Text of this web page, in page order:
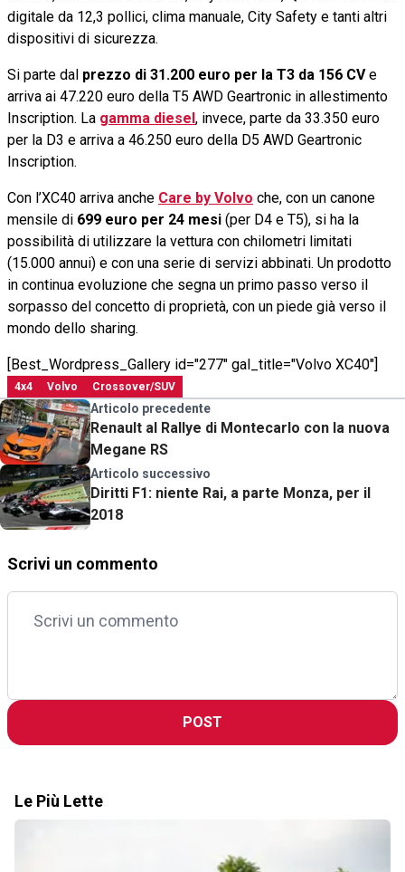
digitale da 12,3 pollici, clima manuale, City Safety e tanti altri
dispositivi di sicurezza.
Si parte dal prezzo di 31.200 euro per la T3 da 156 CVe
arriva ai 47.220 euro della T5 AWD Geartronic in allestimento
Inscription. La gamma diesel , invece, parte da 33.350 euro
per la D3 e arriva a 46.250 euro della D5 AWD Geartronic
Inscription.
Con l’XC40 arriva anche Care by Volvo che, con un canone
mensile di 699 euro per 24 mesi (per D4 e T5), si ha la
possibilità di utilizzare la vettura con chilometri limitati
(15.000 annui) e con una serie di servizi abbinati. Un prodotto
in continua evoluzione che segna un primo passo verso il
sorpasso del concetto di proprietà, con un piede già verso il
mondo dello sharing.
[Best_Wordpress_Gallery id="277" gal_title="Volvo XC40"]
4x4 Volvo Crossover/SUV
Articolo precedente
Renault al Rallye di Montecarlo con la nuova
Megane RS
Articolo successivo
Diritti F1: niente Rai, a parte Monza, per il
2018
Scrivi un commento
POST
Le Più Lette